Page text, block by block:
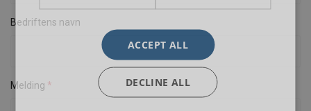
Bedriftens navn
Melding
ACCEPT ALL
DECLINE ALL